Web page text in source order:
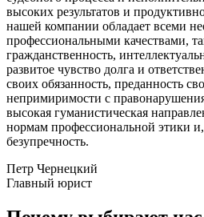
высоких результатов и
нашей компании обладает всеми
профессиональными качествами,
гражданственность,
развитое чувство долга и
своих обязанность, преданность
непримиримости с
высокая гуманистическая
нормам профессиональной этики
безупречность.
Петр Чернецкий
Главный юрист